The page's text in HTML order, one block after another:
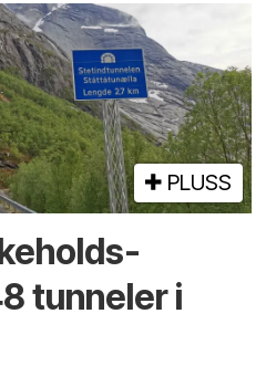
PLUSS
tunneler i